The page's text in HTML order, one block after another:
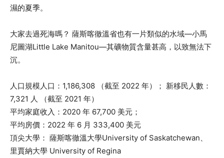
濕的夏季。
大家去過死海嗎？ 薩斯喀徹溫省也有一片類似的水域—小馬
尼圖湖Little Lake Manitou—其礦物質含量甚高，以致無法下
沉。
人口規模人口：1,186,308 （截至 2022 年）； 新移民人數：
7,321 人 （截至 2021 年）
平均家庭收入：2020 年 67,700 美元；
平均房價：2022 年 6 月 333,400 美元
頂尖大學： 薩斯喀徹溫大學University of Saskatchewan、
里賈納大學 University of Regina